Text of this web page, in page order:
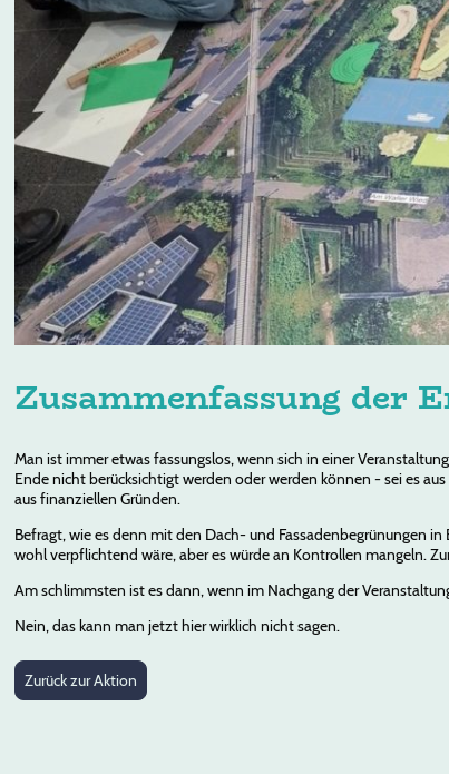
Zusammenfassung der
Man ist immer etwas fassungslos, wenn sich in einer
Ende nicht berücksichtigt werden oder werden können - sei es
aus finanziellen Gründen.
Befragt, wie es denn mit den Dach- und Fassadenbegrünungen
wohl verpflichtend wäre, aber es würde an Kontrollen mangeln.
Am schlimmsten ist es dann, wenn im Nachgang der
Nein, das kann man jetzt hier wirklich nicht sagen.
Zurück zur Aktion